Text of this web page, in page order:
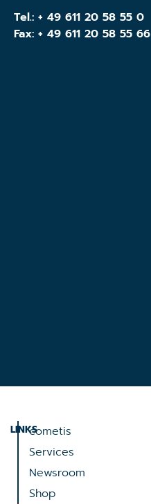
Tel.: + 49 611 20 58 55 0
Fax: + 49 611 20 58 55 66
LINKScometis
Services
Newsroom
Shop